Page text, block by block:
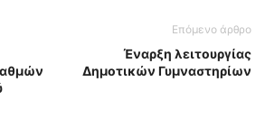
Επόμενο άρθρο
Έναρξη λειτουργίας
Δημοτικών Γυμναστηρίων